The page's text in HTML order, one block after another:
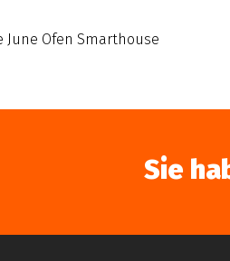
June Ofen Smarthouse
Sie